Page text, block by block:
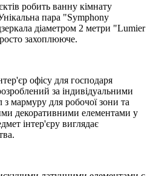
робить ванну кімнату
пара "Symphony
діаметром 2 метри "Lumier
захоплююче.
офісу для господаря
за індивідуальними
мармуру для робочої зони та
декоративними елементами у
інтер'єру виглядає